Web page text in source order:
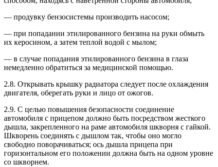
— продувку бензосистемы производить насосом;
— при попадании этилированного бензина на руки обмыть
их керосином, а затем теплой водой с мылом;
— в случае попадания этилированного бензина в глаза
немедленно обратиться за медицинской помощью.
2.8. Открывать крышку радиатора следует после охлаждения
двигателя, оберегать руки и лицо от ожогов.
2.9. С целью повышения безопасности соединение
автомобиля с прицепом должно быть посредством жесткого
дышла, закрепленного на раме автомобиля шкворня с гайкой.
Шкворень соединять с дышлом так, чтобы оно могло
свободно поворачиваться; ось дышла прицепа при
горизонтальном его положении должна быть на одном уровне
со шкворнем.